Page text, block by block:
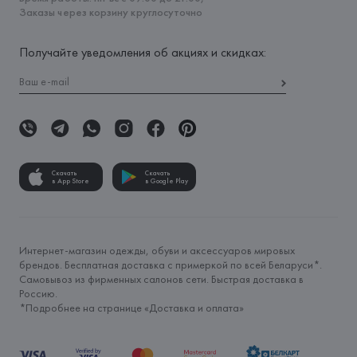
Заказы через корзину круглосуточно
Получайте уведомления об акциях и скидках:
Скачать
в App Store
Скачать
в Google Play
Интернет-магазин одежды, обуви и аксессуаров мировых
брендов. Бесплатная доставка с примеркой по всей Беларуси*.
Самовывоз из фирменных салонов сети. Быстрая доставка в
Россию.
*Подробнее на странице «Доставка и оплата»